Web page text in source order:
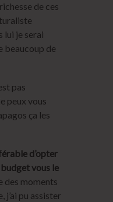
de ces
lui je serai
beaucoup de
pas
peux vous
ça les
d’opter
vous le
des moments
j’ai pu assister